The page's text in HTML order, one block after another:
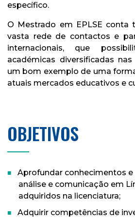
específico.
O Mestrado em EPLSE conta
vasta rede de contactos e
internacionais, que
académicas diversificadas
um bom exemplo de uma
atuais mercados educativos e
OBJETIVOS
Aprofundar conhecimentos
análise e comunicação em
adquiridos na licenciatura;
Adquirir competências de